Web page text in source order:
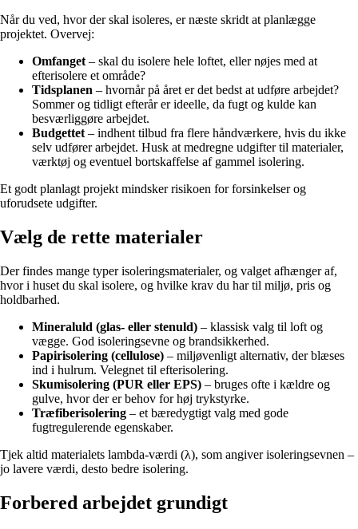
Når du ved, hvor der skal isoleres, er næste skridt at planlægge
projektet. Overvej:
Omfanget– skal du isolere hele loftet, eller nøjes med at
efterisolere et område?
Tidsplanen – hvornår på året er det bedst at udføre arbejdet?
Sommer og tidligt efterår er ideelle, da fugt og kulde kan
besværliggøre arbejdet.
Budgettet– indhent tilbud fra flere håndværkere, hvis du ikke
selv udfører arbejdet. Husk at medregne udgifter til materialer,
værktøj og eventuel bortskaffelse af gammel isolering.
Et godt planlagt projekt mindsker risikoen for forsinkelser og
uforudsete udgifter.
Vælg de rette materialer
Der findes mange typer isoleringsmaterialer, og valget afhænger af,
hvor i huset du skal isolere, og hvilke krav du har til miljø, pris og
holdbarhed.
Mineraluld (glas- eller stenuld) – klassisk valg til loft og
vægge. God isoleringsevne og brandsikkerhed.
Papirisolering (cellulose) – miljøvenligt alternativ, der blæses
ind i hulrum. Velegnet til efterisolering.
Skumisolering (PUR eller EPS) – bruges ofte i kældre og
gulve, hvor der er behov for høj trykstyrke.
Træfiberisolering – et bæredygtigt valg med gode
fugtregulerende egenskaber.
Tjek altid materialets lambda-værdi (λ), som angiver isoleringsevnen –
jo lavere værdi, desto bedre isolering.
Forbered arbejdet grundigt